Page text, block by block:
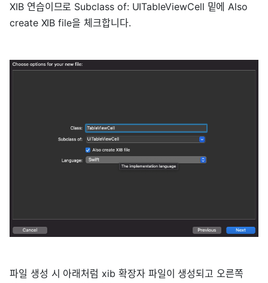
XIB 연습이므로 Subclass of: UITableViewCell 밑에 Also
create XIB file을 체크합니다.
파일 생성 시 아래처럼 xib 확장자 파일이 생성되고 오른쪽